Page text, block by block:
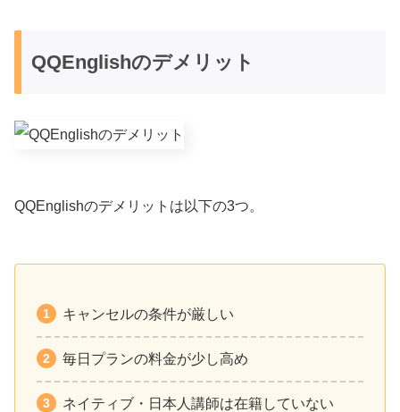
QQEnglishのデメリット
QQEnglishのデメリットは以下の3つ。
キャンセルの条件が厳しい
毎日プランの料金が少し高め
ネイティブ・日本人講師は在籍していない